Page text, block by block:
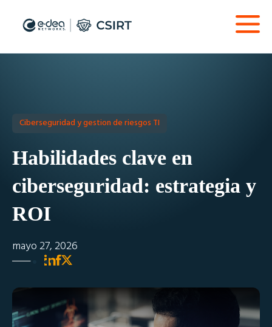
Ciberseguridad y gestion de riesgos TI
Habilidades clave en
ciberseguridad: estrategia y
ROI
mayo 27, 2026